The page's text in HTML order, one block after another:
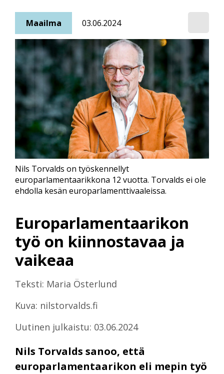
Maailma 03.06.2024
Europarlamentaarikon
työ on kiinnostavaa ja
vaikeaa
Teksti: Maria Österlund
Kuva: nilstorvalds.fi
Uutinen julkaistu: 03.06.2024
Nils Torvalds sanoo, että
europarlamentaarikon eli mepin työ
Nils Torvalds on työskennellyt
europarlamentaarikkona 12 vuotta. Torvalds ei ole
ehdolla kesän europarlamenttivaaleissa.